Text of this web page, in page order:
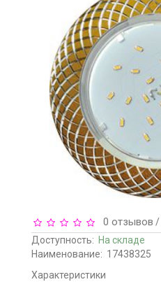
0 отзывов /
Доступность: На складе
Наименование: 17438325
Характеристики